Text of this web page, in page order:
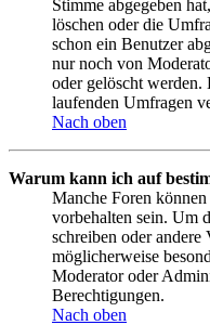
Stimme abgegeben
löschen oder die
schon ein Benutzer
nur noch von
oder gelöscht
laufenden Umfragen
Nach oben
Warum kann ich auf
Manche Foren
vorbehalten sein. Um
schreiben oder andere
möglicherweise
Moderator oder
Berechtigungen.
Nach oben